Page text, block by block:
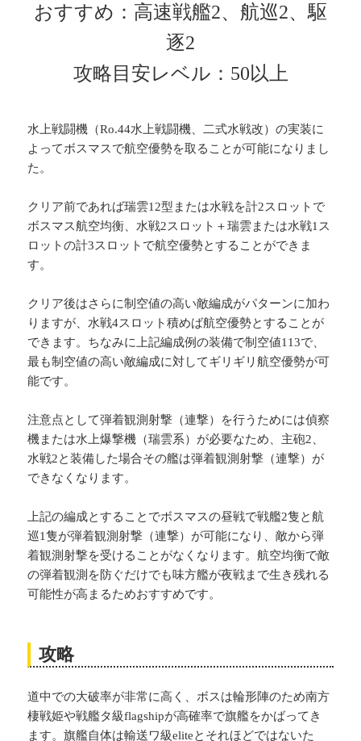
おすすめ：高速戦艦2、航巡2、駆
逐2
攻略目安レベル：50以上
水上戦闘機（Ro.44水上戦闘機、二式水戦改）の実装に
よってボスマスで航空優勢を取ることが可能になりまし
た。
クリア前であれば瑞雲12型または水戦を計2スロットで
ボスマス航空均衡、水戦2スロット＋瑞雲または水戦1ス
ロットの計3スロットで航空優勢とすることができま
す。
クリア後はさらに制空値の高い敵編成がパターンに加わ
りますが、水戦4スロット積めば航空優勢とすることが
できます。ちなみに上記編成例の装備で制空値113で、
最も制空値の高い敵編成に対してギリギリ航空優勢が可
能です。
注意点として弾着観測射撃（連撃）を行うためには偵察
機または水上爆撃機（瑞雲系）が必要なため、主砲2、
水戦2と装備した場合その艦は弾着観測射撃（連撃）が
できなくなります。
上記の編成とすることでボスマスの昼戦で戦艦2隻と航
巡1隻が弾着観測射撃（連撃）が可能になり、敵から弾
着観測射撃を受けることがなくなります。航空均衡で敵
の弾着観測を防ぐだけでも味方艦が夜戦まで生き残れる
可能性が高まるためおすすめです。
攻略
道中での大破率が非常に高く、ボスは輪形陣のため南方
棲戦姫や戦艦タ級flagshipが高確率で旗艦をかばってき
ます。旗艦自体は輸送ワ級eliteとそれほどではないた